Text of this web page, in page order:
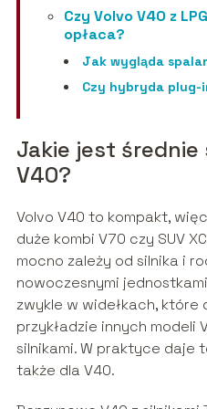
Czy Volvo V40 z
opłaca?
Jak wygląda
Czy hybryda
Jakie jest średnie
V40?
Volvo V40 to kompakt,
duże kombi V70 czy SUV
mocno zależy od silnika i
nowoczesnymi jednostkami
zwykle w widełkach,
przykładzie innych modeli
silnikami. W praktyce daje
także dla V40.